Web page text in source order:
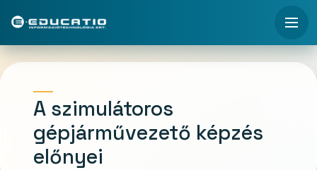
A szimulátoros
gépjárművezető képzés
előnyei